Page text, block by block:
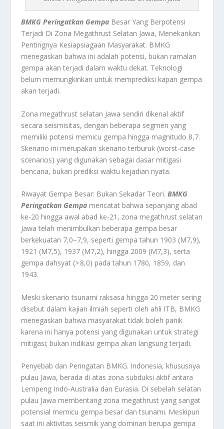
BMKG Peringatkan Gempa Besar Yang Berpotensi
Terjadi Di Zona Megathrust Selatan Jawa, Menekankan
Pentingnya Kesiapsiagaan Masyarakat. BMKG
menegaskan bahwa ini adalah potensi, bukan ramalan
gempa akan terjadi dalam waktu dekat. Teknologi
belum memungkinkan untuk memprediksi kapan gempa
akan terjadi.
Zona megathrust selatan Jawa sendiri dikenal aktif
secara seismisitas, dengan beberapa segmen yang
memiliki potensi memicu gempa hingga magnitudo 8,7.
Skenario ini merupakan skenario terburuk (worst-case
scenarios) yang digunakan sebagai dasar mitigasi
bencana, bukan prediksi waktu kejadian nyata.
Riwayat Gempa Besar: Bukan Sekadar Teori.BMKG
Peringatkan Gempa mencatat bahwa sepanjang abad
ke-20 hingga awal abad ke-21, zona megathrust selatan
Jawa telah menimbulkan beberapa gempa besar
berkekuatan 7,0–7,9, seperti gempa tahun 1903 (M7,9),
1921 (M7,5), 1937 (M7,2), hingga 2009 (M7,3), serta
gempa dahsyat (> 8,0) pada tahun 1780, 1859, dan
1943.
Meski skenario tsunami raksasa hingga 20 meter sering
disebut dalam kajian ilmiah seperti oleh ahli ITB, BMKG
menegaskan bahwa masyarakat tidak boleh panik
karena ini hanya potensi yang digunakan untuk strategi
mitigasi; bukan indikasi gempa akan langsung terjadi.
Penyebab dan Peringatan BMKG. Indonesia, khususnya
pulau Jawa, berada di atas zona subduksi aktif antara
Lempeng Indo-Australia dan Eurasia. Di sebelah selatan
pulau Jawa membentang zona megathrust yang sangat
potensial memicu gempa besar dan tsunami. Meskipun
saat ini aktivitas seismik yang dominan berupa gempa